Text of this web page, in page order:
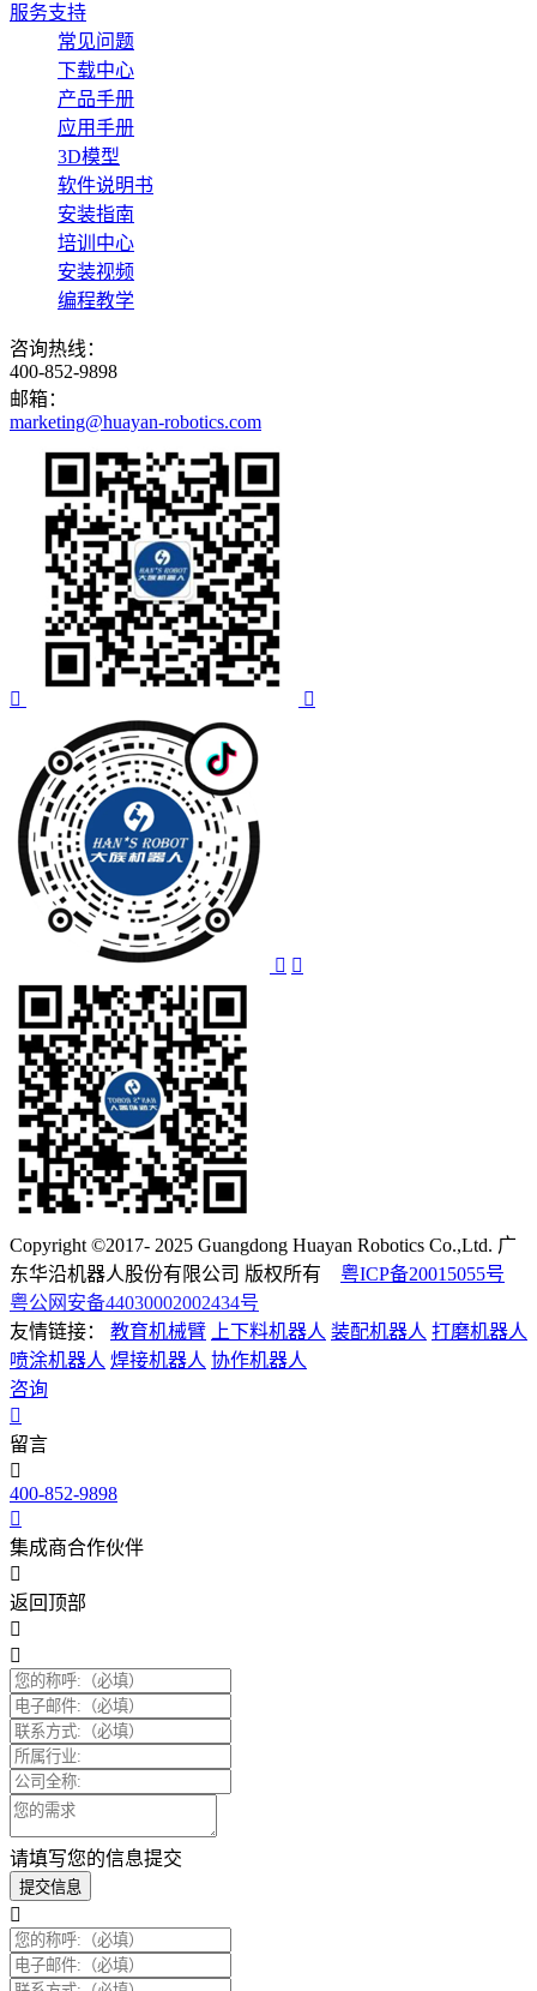
服务支持
常见问题
下载中心
产品手册
应用手册
3D模型
软件说明书
安装指南
培训中心
安装视频
编程教学
咨询热线：
400-852-9898
邮箱：
marketing@huayan-robotics.com
Copyright ©2017- 2025 Guangdong Huayan Robotics Co.,Ltd. 广
东华沿机器人股份有限公司 版权所有 粤ICP备20015055号
粤公网安备44030002002434号
友情链接：
教育机械臂 上下料机器人 装配机器人 打磨机器人
喷涂机器人 焊接机器人 协作机器人
咨询
留言
400-852-9898
集成商合作伙伴
返回顶部
请填写您的信息提交
提交信息